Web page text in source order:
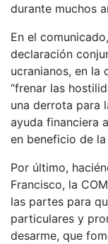
durante muchos
En el
declaración
ucranianos, en la
“frenar las
una derrota para
ayuda financiera
en beneficio de
Por último,
Francisco, la
las partes para
particulares y
desarme, que